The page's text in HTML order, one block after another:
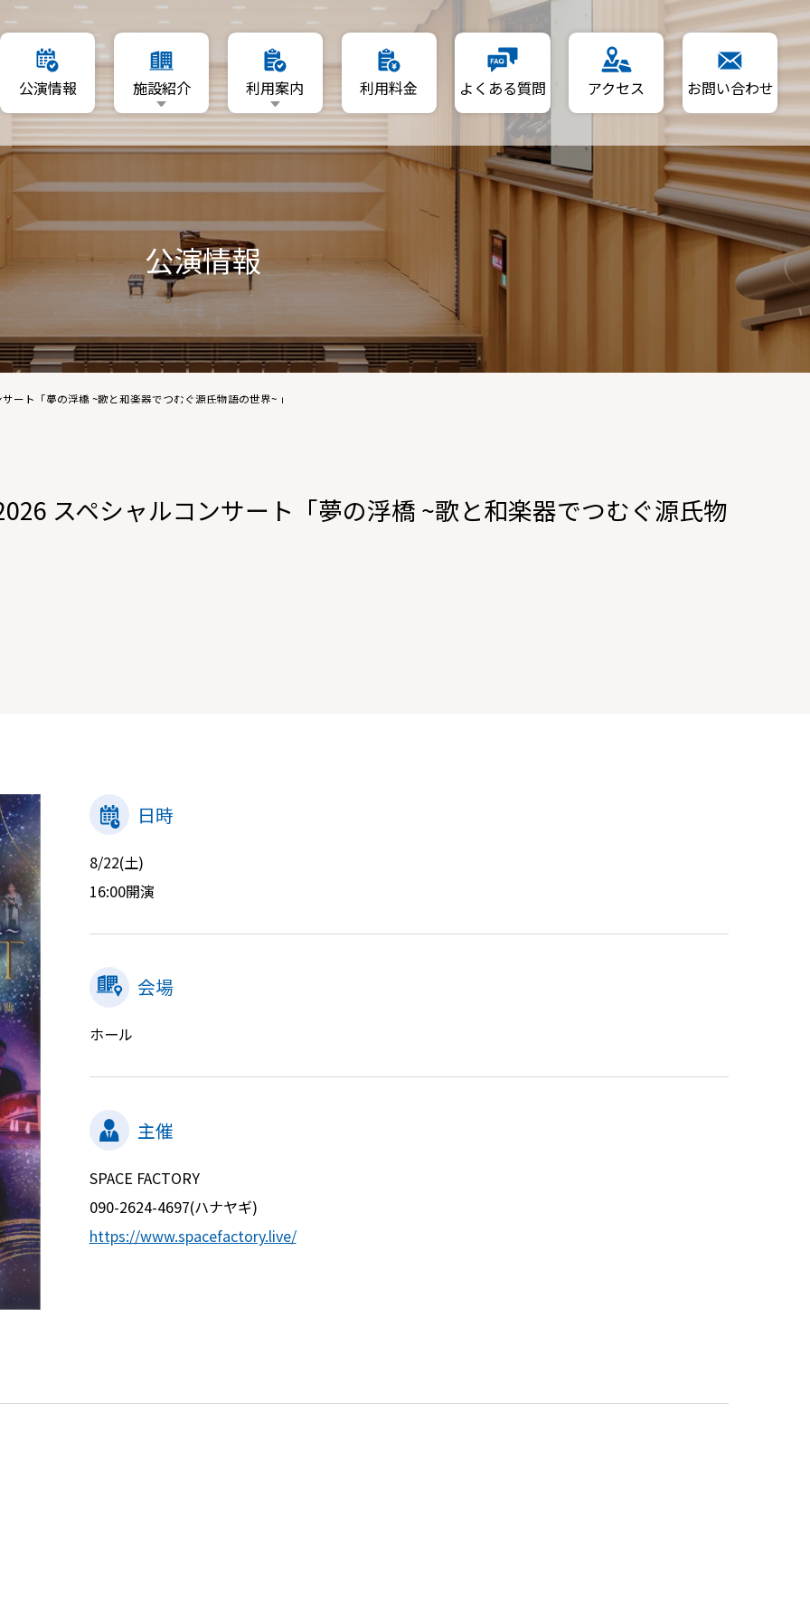
公演情報 施設紹介
ギャラリーA・B
音楽ルーム
練習室A・B
利用案内
利用者登録について
資料ダウンロード
利用料金 よくある質問 アクセス お問い合わせ
ップ
A・B
利用日を指定
空いている日程から利用
利用者登録について
公演情報
ート「夢の浮橋 ~歌と和楽器でつむぐ源氏物語の世界~ 」
スペシャルコンサート「夢の浮橋 ~歌と和楽器でつむぐ源氏物
日時
8/22(土)
16:00開演
会場
ホール
主催
SPACE FACTORY
090-2624-4697(ハナヤギ)
https://www.spacefactory.live/